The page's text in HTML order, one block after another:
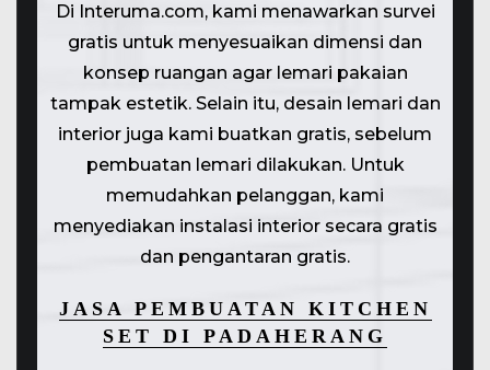
Di Interuma.com, kami menawarkan survei
gratis untuk menyesuaikan dimensi dan
konsep ruangan agar lemari pakaian
tampak estetik. Selain itu, desain lemari dan
interior juga kami buatkan gratis, sebelum
pembuatan lemari dilakukan. Untuk
memudahkan pelanggan, kami
menyediakan instalasi interior secara gratis
dan pengantaran gratis.
JASA PEMBUATAN KITCHEN
SET DI PADAHERANG